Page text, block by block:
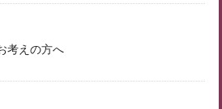
考えの方へ